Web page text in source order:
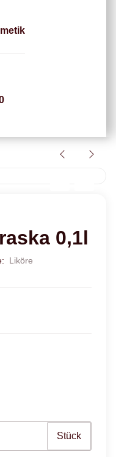
0,1l
Liköre
Stück